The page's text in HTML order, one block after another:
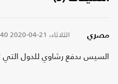
مصري الثلاثاء، 21-04-2020
السيس ىدفع رشاوي للدول